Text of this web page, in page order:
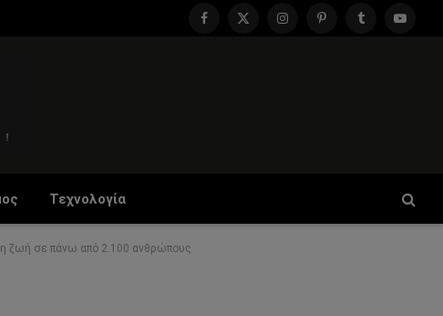
Facebook
X
InstagramPinterestTumblr
Τεχνολογία
ζωή σε πάνω από 2.100 ανθρώπους